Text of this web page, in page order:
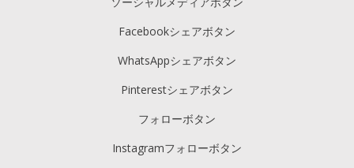
Facebookシェアボタン
WhatsAppシェアボタン
Pinterestシェアボタン
フォローボタン
Instagramフォローボタン